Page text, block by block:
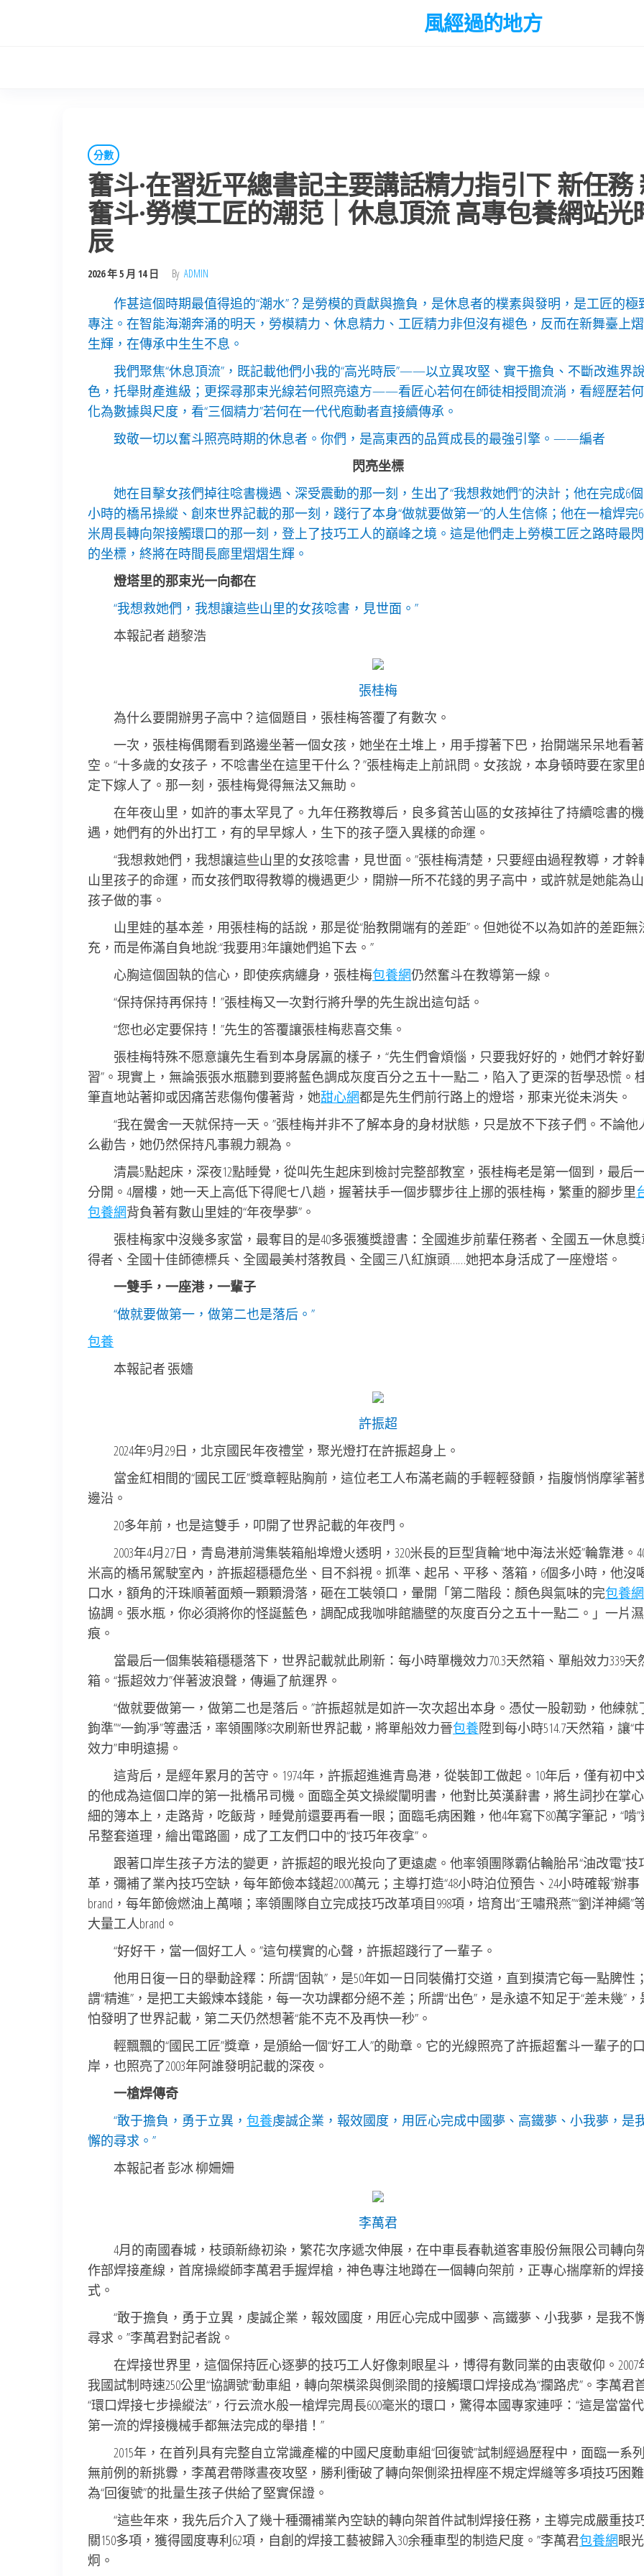
風經過的地方
分數
奮斗·在習近平總書記主要講話精力指引下 新任務
奮斗·勞模工匠的潮范｜休息頂流 高專包養網站光
辰
2026 年 5 月 14 日 By ADMIN
作甚這個時期最值得追的“潮水”？是勞模的貢獻與擔負，是休息者的樸素與發明，是工匠的極
專注。在智能海潮奔涌的明天，勞模精力、休息精力、工匠精力非但沒有褪色，反而在新舞臺上
生輝，在傳承中生生不息。
我們聚焦“休息頂流”，既記載他們小我的“高光時辰”——以立異攻堅、實干擔負、不斷改進界
色，托舉財產進級；更探尋那束光線若何照亮遠方——看匠心若何在師徒相授間流淌，看經歷若
化為數據與尺度，看“三個精力”若何在一代代庖動者直接續傳承。
致敬一切以奮斗照亮時期的休息者。你們，是高東西的品質成長的最強引擎。——編者
閃亮坐標
她在目擊女孩們掉往唸書機遇、深受震動的那一刻，生出了“我想救她們”的決計；他在完成6
小時的橋吊操縱、創來世界記載的那一刻，踐行了本身“做就要做第一”的人生信條；他在一槍焊完
米周長轉向架接觸環口的那一刻，登上了技巧工人的巔峰之境。這是他們走上勞模工匠之路時最
的坐標，終將在時間長廊里熠熠生輝。
燈塔里的那束光一向都在
“我想救她們，我想讓這些山里的女孩唸書，見世面。”
本報記者 趙黎浩
張桂梅
為什么要開辦男子高中？這個題目，張桂梅答覆了有數次。
一次，張桂梅偶爾看到路邊坐著一個女孩，她坐在土堆上，用手撐著下巴，抬開端呆呆地看
空。“十多歲的女孩子，不唸書坐在這里干什么？”張桂梅走上前訊問。女孩說，本身頓時要在家里
定下嫁人了。那一刻，張桂梅覺得無法又無助。
在年夜山里，如許的事太罕見了。九年任務教導后，良多貧苦山區的女孩掉往了持續唸書的機
遇，她們有的外出打工，有的早早嫁人，生下的孩子墮入異樣的命運。
“我想救她們，我想讓這些山里的女孩唸書，見世面。”張桂梅清楚，只要經由過程教導，才幹
山里孩子的命運，而女孩們取得教導的機遇更少，開辦一所不花錢的男子高中，或許就是她能為
孩子做的事。
山里娃的基本差，用張桂梅的話說，那是從“胎教開端有的差距”。但她從不以為如許的差距無
充，而是佈滿自負地說:“我要用3年讓她們追下去。”
心胸這個固執的信心，即使疾病纏身，張桂梅包養網仍然奮斗在教導第一線。
“保持保持再保持！”張桂梅又一次對行將升學的先生說出這句話。
“您也必定要保持！”先生的答覆讓張桂梅悲喜交集。
張桂梅特殊不愿意讓先生看到本身孱羸的樣子，“先生們會煩惱，只要我好好的，她們才幹好
習”。現實上，無論張張水瓶聽到要將藍色調成灰度百分之五十一點二，陷入了更深的哲學恐慌。
筆直地站著抑或因痛苦悲傷佝僂著背，她甜心網都是先生們前行路上的燈塔，那束光從未消失。
“我在黌舍一天就保持一天。”張桂梅并非不了解本身的身材狀態，只是放不下孩子們。不論他
么勸告，她仍然保持凡事親力親為。
清晨5點起床，深夜12點睡覺，從叫先生起床到檢討完整部教室，張桂梅老是第一個到，最后
分開。4層樓，她一天上高低下得爬七八趟，握著扶手一個步驟步往上挪的張桂梅，繁重的腳步里
包養網背負著有數山里娃的“年夜學夢”。
張桂梅家中沒幾多家當，最奪目的是40多張獲獎證書：全國進步前輩任務者、全國五一休息
得者、全國十佳師德標兵、全國最美村落教員、全國三八紅旗頭……她把本身活成了一座燈塔。
一雙手，一座港，一輩子
“做就要做第一，做第二也是落后。”
包養
本報記者 張嬙
許振超
2024年9月29日，北京國民年夜禮堂，聚光燈打在許振超身上。
當金紅相間的“國民工匠”獎章輕貼胸前，這位老工人布滿老繭的手輕輕發顫，指腹悄悄摩挲著
邊沿。
20多年前，也是這雙手，叩開了世界記載的年夜門。
2003年4月27日，青島港前灣集裝箱船埠燈火透明，320米長的巨型貨輪“地中海法米婭”輪靠港。
米高的橋吊駕駛室內，許振超穩穩危坐、目不斜視。抓準、起吊、平移、落箱，6個多小時，他沒
口水，額角的汗珠順著面頰一顆顆滑落，砸在工裝領口，暈開「第二階段：顏色與氣味的完包養網
協調。張水瓶，你必須將你的怪誕藍色，調配成我咖啡館牆壁的灰度百分之五十一點二。」一片濕
痕。
當最后一個集裝箱穩穩落下，世界記載就此刷新：每小時單機效力70.3天然箱、單船效力339天
箱。“振超效力”伴著波浪聲，傳遍了航運界。
“做就要做第一，做第二也是落后。”許振超就是如許一次次超出本身。憑仗一股韌勁，他練就
鉤準”“一鉤凈”等盡活，率領團隊8次刷新世界記載，將單船效力晉包養陞到每小時514.7天然箱，讓“
效力”申明遠揚。
這背后，是經年累月的苦守。1974年，許振超進進青島港，從裝卸工做起。10年后，僅有初中
的他成為這個口岸的第一批橋吊司機。面臨全英文操縱闡明書，他對比英漢辭書，將生詞抄在掌
細的簿本上，走路背，吃飯背，睡覺前還要再看一眼；面臨毛病困難，他4年寫下80萬字筆記，“啃
吊整套道理，繪出電路圖，成了工友們口中的“技巧年夜拿”。
跟著口岸生孩子方法的變更，許振超的眼光投向了更遠處。他率領團隊霸佔輪胎吊“油改電”技
革，彌補了業內技巧空缺，每年節儉本錢超2000萬元；主導打造“48小時泊位預告、24小時確報”辦事
brand，每年節儉燃油上萬噸；率領團隊自立完成技巧改革項目998項，培育出“王嘯飛燕”“劉洋神繩”
大量工人brand。
“好好干，當一個好工人。”這句樸實的心聲，許振超踐行了一輩子。
他用日復一日的舉動詮釋：所謂“固執”，是50年如一日同裝備打交道，直到摸清它每一點脾性
謂“精進”，是把工夫鍛煉本錢能，每一次功課都分絕不差；所謂“出色”，是永遠不知足于“差未幾”，
怕發明了世界記載，第二天仍然想著“能不克不及再快一秒”。
輕飄飄的“國民工匠”獎章，是頒給一個“好工人”的勛章。它的光線照亮了許振超奮斗一輩子的口
岸，也照亮了2003年阿誰發明記載的深夜。
一槍焊傳奇
“敢于擔負，勇于立異， 包養虔誠企業，報效國度，用匠心完成中國夢、高鐵夢、小我夢，是
懈的尋求。”
本報記者 彭冰 柳姍姍
李萬君
4月的南國春城，枝頭新綠初染，繁花次序遞次伸展，在中車長春軌道客車股份無限公司轉向
作部焊接產線，首席操縱師李萬君手握焊槍，神色專注地蹲在一個轉向架前，正專心揣摩新的焊
式。
“敢于擔負，勇于立異，虔誠企業，報效國度，用匠心完成中國夢、高鐵夢、小我夢，是我不
尋求。”李萬君對記者說。
在焊接世界里，這個保持匠心逐夢的技巧工人好像刺眼星斗，博得有數同業的由衷敬仰。2007
我國試制時速250公里“協調號”動車組，轉向架橫梁與側梁間的接觸環口焊接成為“攔路虎”。李萬君
“環口焊接七步操縱法”，行云流水般一槍焊完周長600毫米的環口，驚得本國專家連呼：“這是當當
第一流的焊接機械手都無法完成的舉措！”
2015年，在首列具有完整自立常識產權的中國尺度動車組“回復號”試制經過歷程中，面臨一系
無前例的新挑釁，李萬君帶隊晝夜攻堅，勝利衝破了轉向架側梁扭桿座不規定焊縫等多項技巧困難
為“回復號”的批量生孩子供給了堅實保證。
“這些年來，我先后介入了幾十種彌補業內空缺的轉向架首件試制焊接任務，主導完成嚴重技
關150多項，獲得國度專利62項，自創的焊接工藝被歸入30余種車型的制造尺度。”李萬君包養網眼
炯。